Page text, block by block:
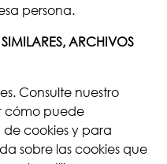
persona.
ARCHIVOS
Consulte nuestro
cómo puede
cookies y para
sobre las cookies que